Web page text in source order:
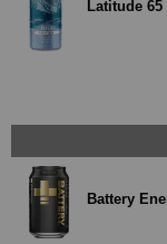
Latitude
Battery